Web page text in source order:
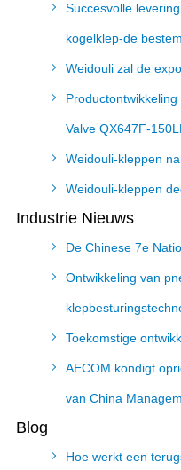
Succesvolle
kogelklep-de
Weidouli zal de
Valve QX647F-
Weidouli-kleppen
Weidouli-kleppen
Industrie Nieuws
De Chinese 7e
Ontwikkeling van
Toekomstige
AECOM kondigt
van China
Blog
Hoe werkt een